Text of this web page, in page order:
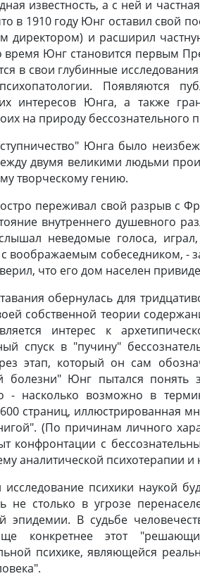
известность, а с ней и
в 1910 году Юнг оставил свой
директором) и расширил
время Юнг становится первым
в свои глубинные
Появляются
интересов Юнга, а также
на природу бессознательного
Юнга было
двумя великими людьми
творческому гению.
переживал свой разрыв с
внутреннего душевного
неведомые голоса,
с воображаемым собеседником, -
что его дом населен
обернулась для
собственной теории
интерес к
спуск в "пучину"
этап, который он сам
болезни" Юнг пытался
- насколько возможно в
страниц, иллюстрированная
(По причинам личного
конфронтации с
аналитической психотерапии и
психики наукой
не столько в угрозе
эпидемии. В судьбе
конкретнее этот
психике, являющейся